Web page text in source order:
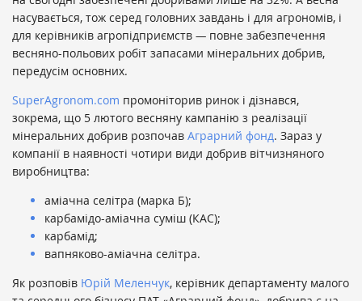
насувається, тож серед головних завдань і для агрономів, і
для керівників агропідприємств — повне забезпечення
весняно-польових робіт запасами мінеральних добрив,
передусім основних.
SuperAgronom.com промоніторив ринок і дізнався,
зокрема, що 5 лютого весняну кампанію з реалізації
мінеральних добрив розпочав Аграрний фонд. Зараз у
компанії в наявності чотири види добрив вітчизняного
виробництва:
аміачна селітра (марка Б);
карбамідо-аміачна суміш (КАС);
карбамід;
вапняково-аміачна селітра.
Як розповів Юрій Меленчук, керівник департаменту малого